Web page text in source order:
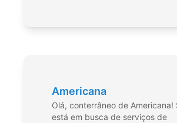
Americana
Olá, conterrâneo de Americana!
está em busca de serviços de